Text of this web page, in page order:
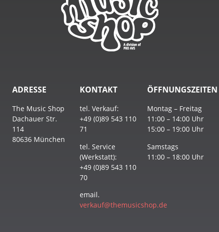
ADRESSE
The Music Shop
Dachauer Str.
114
80636 München
KONTAKT
tel. Verkauf:
+49 (0)89 543 110
71
tel. Service
(Werkstatt):
+49 (0)89 543 110
70
email.
verkauf@themusicshop.de
ÖFFNUNGSZEITEN
Montag – Freitag
11:00 – 14:00 Uhr
15:00 – 19:00 Uhr
Samstags
11:00 – 18:00 Uhr